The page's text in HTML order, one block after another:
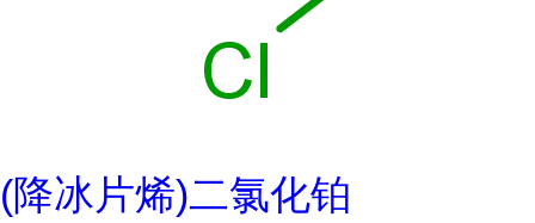
(降冰片烯)二氯化铂